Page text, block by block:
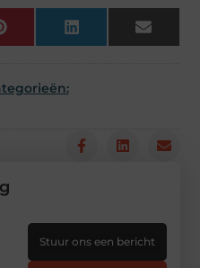
Pinterest LinkedIn Email
Stuur ons een bericht